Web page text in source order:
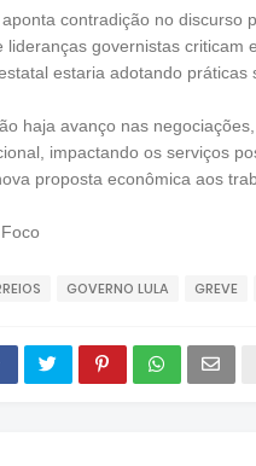
contradição no discurso
governistas criticam
estaria adotando
haja avanço nas
impactando os serviços
proposta econômica aos
GOVERNO LULA GREVE